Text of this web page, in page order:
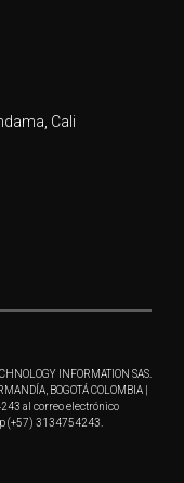
Cali
INFORMATION SAS.
BOGOTÁ COLOMBIA |
al correo electrónico
(+57) 3134754243.